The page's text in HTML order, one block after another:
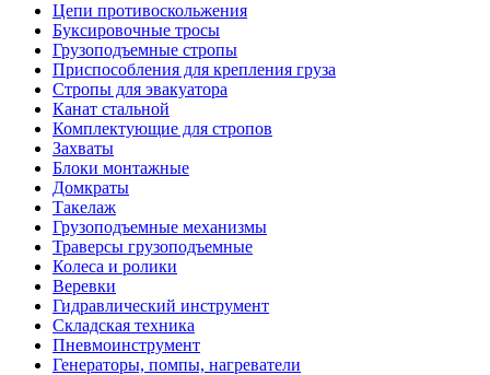
Цепи противоскольжения
Буксировочные тросы
Грузоподъемные стропы
Приспособления для крепления груза
Стропы для эвакуатора
Канат стальной
Комплектующие для стропов
Захваты
Блоки монтажные
Домкраты
Такелаж
Грузоподъемные механизмы
Траверсы грузоподъемные
Колеса и ролики
Веревки
Гидравлический инструмент
Складская техника
Пневмоинструмент
Генераторы, помпы, нагреватели